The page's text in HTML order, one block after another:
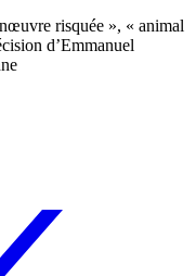
risquée », « animal
d’Emmanuel